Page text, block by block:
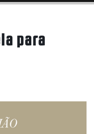
para